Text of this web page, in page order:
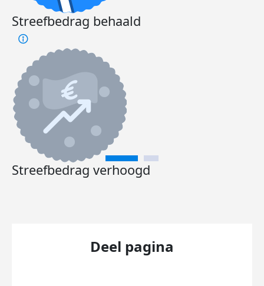
Streefbedrag behaald
Streefbedrag verhoogd
Deel pagina